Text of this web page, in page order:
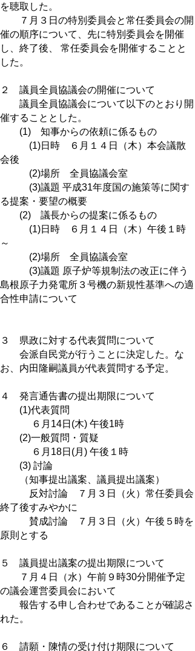
を聴取した。
７月３日の特別委員会と常任委員会の開
催の順序について、先に特別委員会を開催
し、終了後、 常任委員会を開催することと
した。
２ 議員全員協議会の開催について
議員全員協議会について以下のとおり開
催することとした。
(1) 知事からの依頼に係るもの
(1)日時 ６月１４日（木）本会議散
会後
(2)場所 全員協議会室
(3)議題 平成31年度国の施策等に関す
る提案・要望の概要
(2) 議長からの提案に係るもの
(1)日時 ６月１４日（木）午後１時
～
(2)場所 全員協議会室
(3)議題 原子炉等規制法の改正に伴う
島根原子力発電所３号機の新規性基準への適
合性申請について
３ 県政に対する代表質問について
会派自民党が行うことに決定した。な
お、内田隆嗣議員が代表質問する予定。
４ 発言通告書の提出期限について
(1)代表質問
６月14日(木) 午後1時
(2)一般質問・質疑
６月18日(月) 午後１時
(3) 討論
（知事提出議案、議員提出議案）
反対討論 ７月３日（火）常任委員会
終了後すみやかに
賛成討論 ７月３日（火）午後５時を
原則とする
５ 議員提出議案の提出期限について
７月４日（水）午前９時30分開催予定
の議会運営委員会において
報告する申し合わせであることが確認さ
れた。
６ 請願・陳情の受け付け期限について